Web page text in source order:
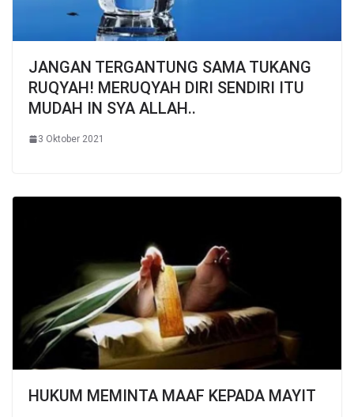
JANGAN TERGANTUNG SAMA TUKANG
RUQYAH! MERUQYAH DIRI SENDIRI ITU
MUDAH IN SYA ALLAH..
3 Oktober 2021
HUKUM MEMINTA MAAF KEPADA MAYIT